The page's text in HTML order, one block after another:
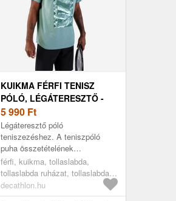
KUIKMA FÉRFI TENISZ
PÓLÓ, LÉGÁTERESZTŐ -
TTS SOFT
5 990 Ft
Légáteresztő póló
teniszezéshez. A teniszpóló
puha összetételének
köszönhetően kényelmes viselet.
Testhezálló szabása és rendkívül
rugalmas anyaga ...
férfi, kuikma, tollaslabda,
tollaslabda ruházat, tollaslabda
póló, green, 2xl
decathlon.hu